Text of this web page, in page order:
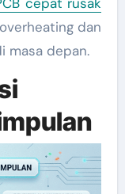
dan
masa depan.